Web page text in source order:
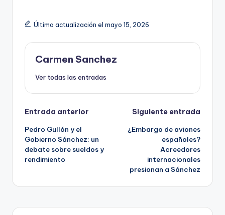
Última actualización el mayo 15, 2026
Carmen Sanchez
Ver todas las entradas
Navegación
de
entradas
Entrada anterior
Pedro Gullón y el
Gobierno Sánchez: un
debate sobre sueldos y
rendimiento
Siguiente entrada
¿Embargo de aviones
españoles?
Acreedores
internacionales
presionan a Sánchez